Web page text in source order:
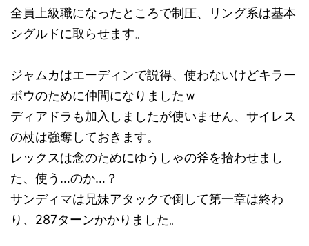
全員上級職になったところで制圧、リング系は基本
シグルドに取らせます。
ジャムカはエーディンで説得、使わないけどキラー
ボウのために仲間になりましたｗ
ディアドラも加入しましたが使いません、サイレス
の杖は強奪しておきます。
レックスは念のためにゆうしゃの斧を拾わせまし
た、使う…のか…？
サンディマは兄妹アタックで倒して第一章は終わ
り、287ターンかかりました。